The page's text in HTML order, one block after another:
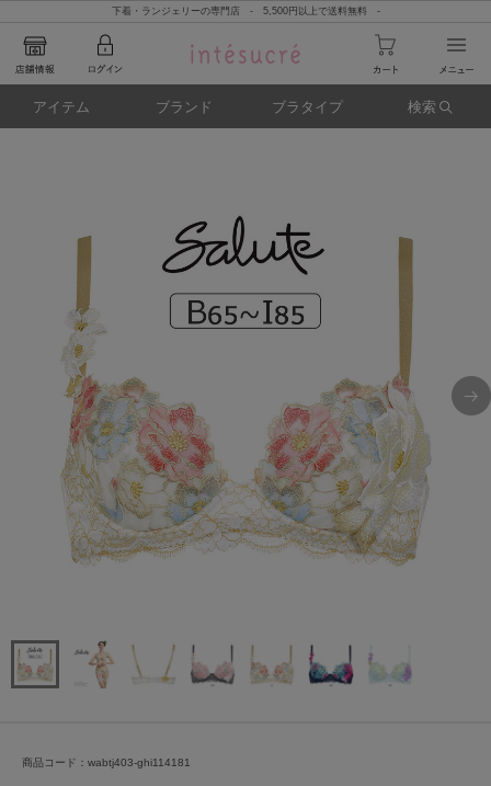
下着・ランジェリーの専門店 - 5,500円以上で送料無料 -
アイテム ブランド ブラタイプ 検索
商品コード：wabtj403-ghi114181